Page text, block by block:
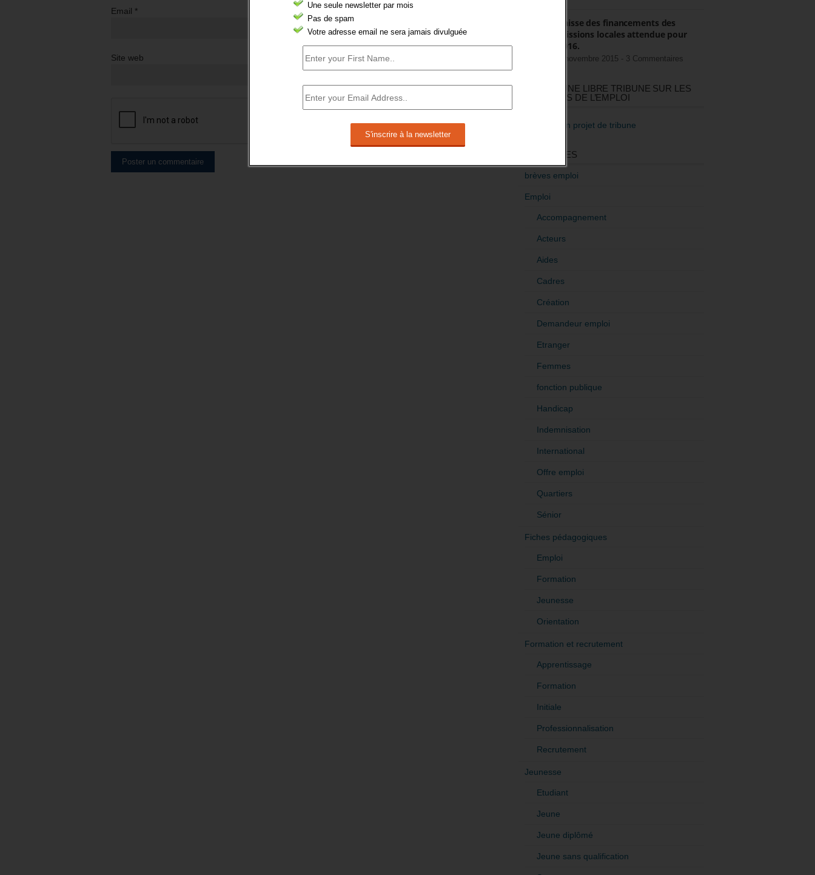
Une seule newsletter par mois
Pas de spam
Votre adresse email ne sera jamais divulguée
Email *
Site web
Baisse des financements des
missions locales attendue pour
2016.
3 novembre 2015 - 3 Commentaires
RÉDIGEZ UNE LIBRE TRIBUNE SUR LES
POLITIQUES DE L’EMPLOI
>Décrire mon projet de tribune
CATÉGORIES
brèves emploi
Emploi
Accompagnement
Acteurs
Aides
Cadres
Création
Demandeur emploi
Etranger
Femmes
fonction publique
Handicap
Indemnisation
International
Offre emploi
Quartiers
Sénior
Fiches pédagogiques
Emploi
Formation
Jeunesse
Orientation
Formation et recrutement
Apprentissage
Formation
Initiale
Professionnalisation
Recrutement
Jeunesse
Etudiant
Jeune
Jeune diplômé
Jeune sans qualification